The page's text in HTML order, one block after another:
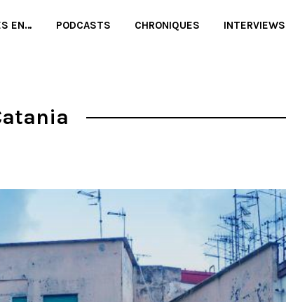
EN… PODCASTS CHRONIQUES INTERVIEWS